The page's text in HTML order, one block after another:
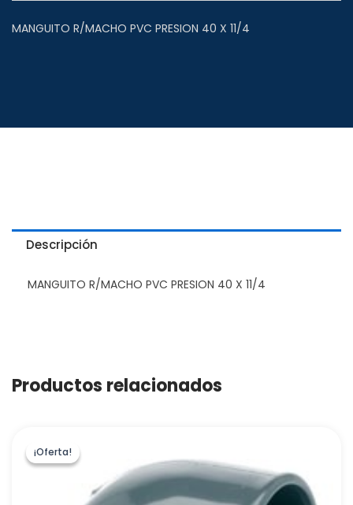
MANGUITO R/MACHO PVC PRESION 40 X 11/4
Descripción
MANGUITO R/MACHO PVC PRESION 40 X 11/4
Productos relacionados
¡Oferta!
¡Oferta!